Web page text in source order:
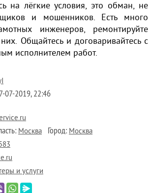
на лёгкие условия, это обман, не
и мошенников. Есть много
инженеров, ремонтируйте
Общайтесь и договаривайтесь с
исполнителем работ.
07-2019, 22:46
Москва Город: Москва
и услуги